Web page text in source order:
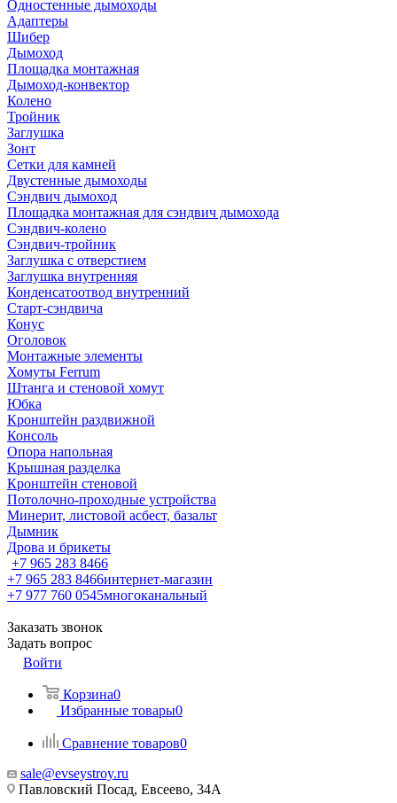
Одностенные дымоходы
Адаптеры
Шибер
Дымоход
Площадка монтажная
Дымоход-конвектор
Колено
Тройник
Заглушка
Зонт
Сетки для камней
Двустенные дымоходы
Сэндвич дымоход
Площадка монтажная для сэндвич дымохода
Сэндвич-колено
Сэндвич-тройник
Заглушка с отверстием
Заглушка внутренняя
Конденсатоотвод внутренний
Старт-сэндвича
Конус
Оголовок
Монтажные элементы
Хомуты Ferrum
Штанга и стеновой хомут
Юбка
Кронштейн раздвижной
Консоль
Опора напольная
Крышная разделка
Кронштейн стеновой
Потолочно-проходные устройства
Минерит, листовой асбест, базальт
Дымник
Дрова и брикеты
+7 965 283 8466
+7 965 283 8466интернет-магазин
+7 977 760 0545многоканальный
Заказать звонок
Задать вопрос
Войти
Корзина0
Избранные товары0
Сравнение товаров0
sale@evseystroy.ru
Павловский Посад, Евсеево, 34А